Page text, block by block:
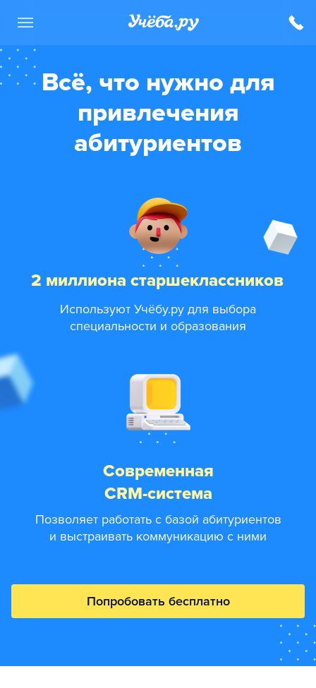
Всё, что нужно для
привлечения
абитуриентов
2 миллиона старшеклассников
Используют Учёбу.ру для выбора
специальности и образования
Современная
CRM-система
Позволяет работать с базой абитуриентов
и выстраивать коммуникацию с ними
Попробовать бесплатно